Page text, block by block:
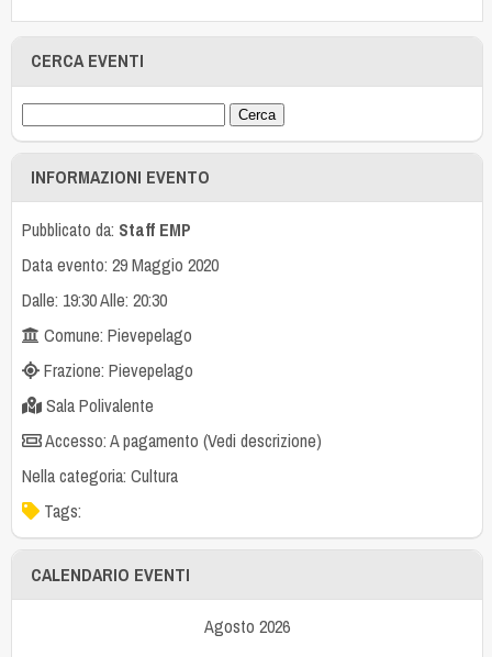
CERCA EVENTI
INFORMAZIONI EVENTO
Pubblicato da: Staff EMP
Data evento: 29 Maggio 2020
Dalle: 19:30 Alle: 20:30
Comune: Pievepelago
Frazione: Pievepelago
Sala Polivalente
Accesso: A pagamento (Vedi descrizione)
Nella categoria: Cultura
Tags:
CALENDARIO EVENTI
Agosto 2026